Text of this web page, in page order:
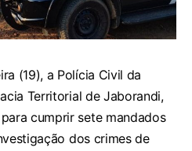
(19), a Polícia Civil da
Territorial de Jaborandi,
cumprir sete mandados
dos crimes de